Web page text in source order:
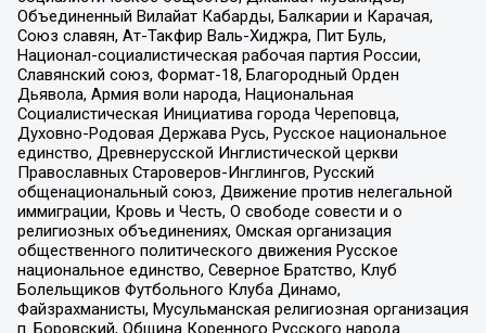
Объединенный Вилайат Кабарды, Балкарии и Карачая,
Союз славян, Ат-Такфир Валь-Хиджра, Пит Буль,
Национал-социалистическая рабочая партия России,
Славянский союз, Формат-18, Благородный Орден
Дьявола, Армия воли народа, Национальная
Социалистическая Инициатива города Череповца,
Духовно-Родовая Держава Русь, Русское национальное
единство, Древнерусской Инглистической церкви
Православных Староверов-Инглингов, Русский
общенациональный союз, Движение против нелегальной
иммиграции, Кровь и Честь, О свободе совести и о
религиозных объединениях, Омская организация
общественного политического движения Русское
национальное единство, Северное Братство, Клуб
Болельщиков Футбольного Клуба Динамо,
Файзрахманисты, Мусульманская религиозная организация
п. Боровский, Община Коренного Русского народа